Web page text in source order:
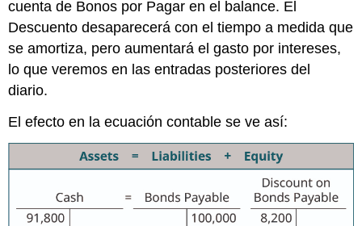
cuenta de Bonos por Pagar en el balance. El
Descuento desaparecerá con el tiempo a medida que
se amortiza, pero aumentará el gasto por intereses,
lo que veremos en las entradas posteriores del
diario.
El efecto en la ecuación contable se ve así: